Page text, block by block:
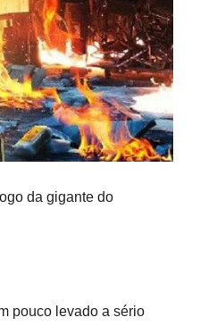
da gigante do
pouco levado a sério